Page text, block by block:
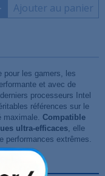
Ajouter au panier
pour les gamers, les
et avec de
processeurs Intel
références sur le
maximale. Compatible
ultra-efficaces, elle
performances extrêmes.